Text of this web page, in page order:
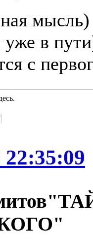
уже в
с
22:35:09